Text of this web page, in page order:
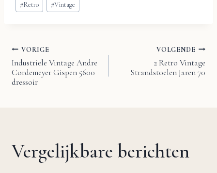
#Retro #Vintage
Bericht
navigatie
VORIGE
Industriele Vintage Andre
Cordemeyer Gispen 5600
dressoir
VOLGENDE
2 Retro Vintage
Strandstoelen Jaren 70
Vergelijkbare berichten